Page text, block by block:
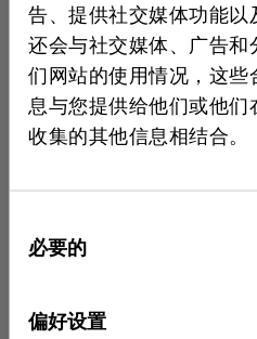
告、提供社交媒体功能
还会与社交媒体、广告
们网站的使用情况，这
息与您提供给他们或他
收集的其他信息相结合。
必要的
偏好设置
更多新闻
六月 15, 2026